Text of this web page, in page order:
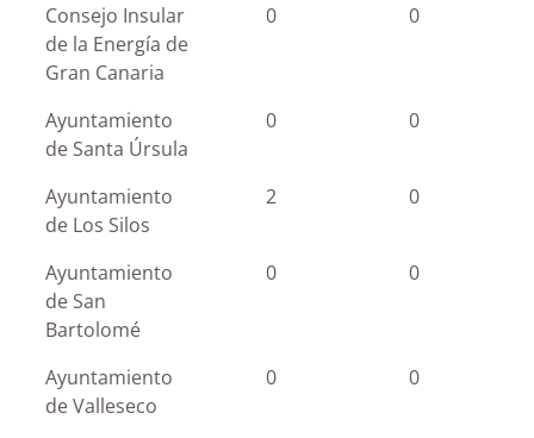
Consejo Insular
de la Energía de
Gran Canaria
0 0
Ayuntamiento
de Santa Úrsula
0 0
Ayuntamiento
de Los Silos
2 0
Ayuntamiento
de San
Bartolomé
0 0
Ayuntamiento
de Valleseco
0 0